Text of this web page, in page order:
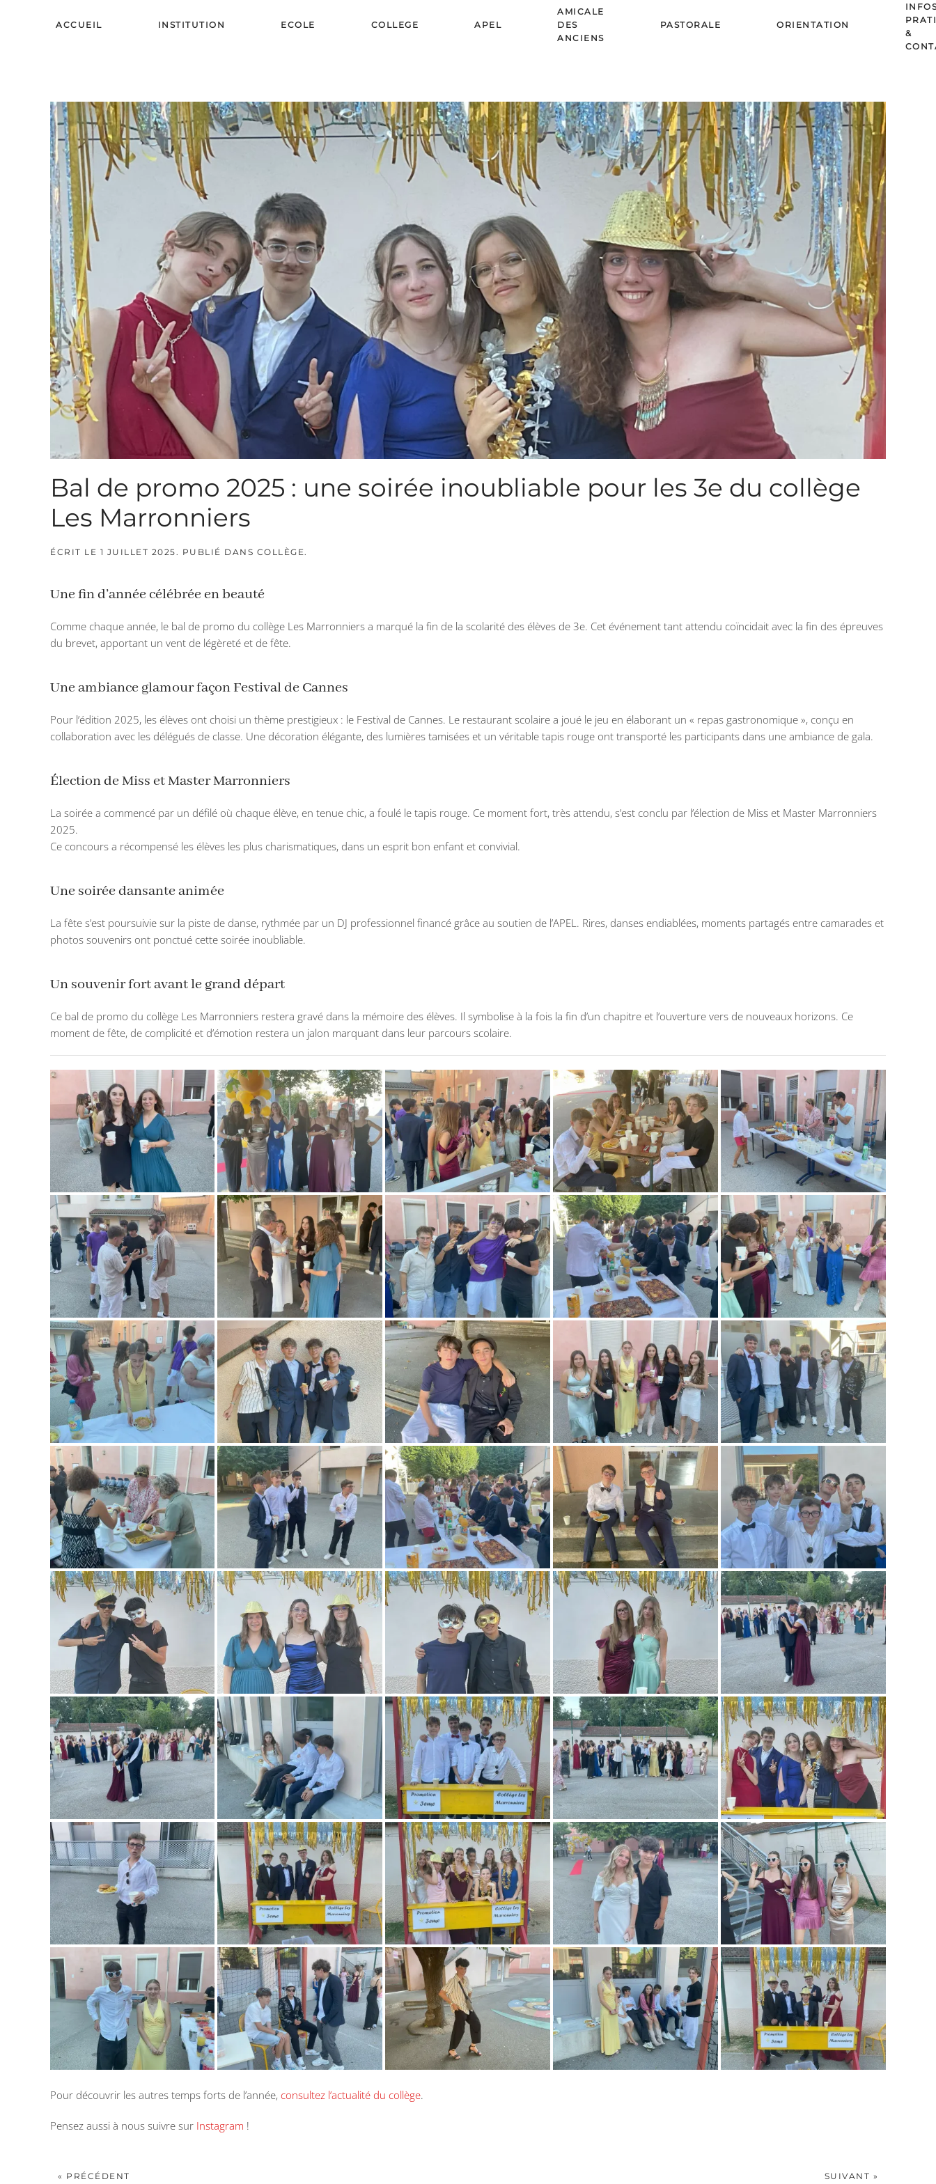
ACCUEIL INSTITUTION ECOLE COLLEGE APEL
AMICALE
DES
ANCIENS
PASTORALE ORIENTATION
&
Bal de promo 2025 : une soirée inoubliable pour les 3e du collège
Les Marronniers
ÉCRIT LE 1 JUILLET 2025. PUBLIÉ DANS COLLÈGE.
Une fin d’année célébrée en beauté
Comme chaque année, le bal de promo du collège Les Marronniers a marqué la fin de la scolarité des élèves de 3e. Cet événement tant attendu coïncidait avec la fin des épreuves
du brevet, apportant un vent de légèreté et de fête.
Une ambiance glamour façon Festival de Cannes
Pour l’édition 2025, les élèves ont choisi un thème prestigieux : le Festival de Cannes. Le restaurant scolaire a joué le jeu en élaborant un « repas gastronomique », conçu en
collaboration avec les délégués de classe. Une décoration élégante, des lumières tamisées et un véritable tapis rouge ont transporté les participants dans une ambiance de gala.
Élection de Miss et Master Marronniers
La soirée a commencé par un défilé où chaque élève, en tenue chic, a foulé le tapis rouge. Ce moment fort, très attendu, s’est conclu par l’élection de Miss et Master Marronniers
2025.
Ce concours a récompensé les élèves les plus charismatiques, dans un esprit bon enfant et convivial.
Une soirée dansante animée
La fête s’est poursuivie sur la piste de danse, rythmée par un DJ professionnel financé grâce au soutien de l’APEL. Rires, danses endiablées, moments partagés entre camarades et
photos souvenirs ont ponctué cette soirée inoubliable.
Un souvenir fort avant le grand départ
Ce bal de promo du collège Les Marronniers restera gravé dans la mémoire des élèves. Il symbolise à la fois la fin d’un chapitre et l’ouverture vers de nouveaux horizons. Ce
moment de fête, de complicité et d’émotion restera un jalon marquant dans leur parcours scolaire.
Pour découvrir les autres temps forts de l’année, consultez l’actualité du collège.
Pensez aussi à nous suivre sur Instagram !
« PRÉCÉDENT SUIVANT »